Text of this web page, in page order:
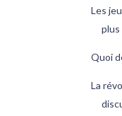
Les
plus
Quoi
La